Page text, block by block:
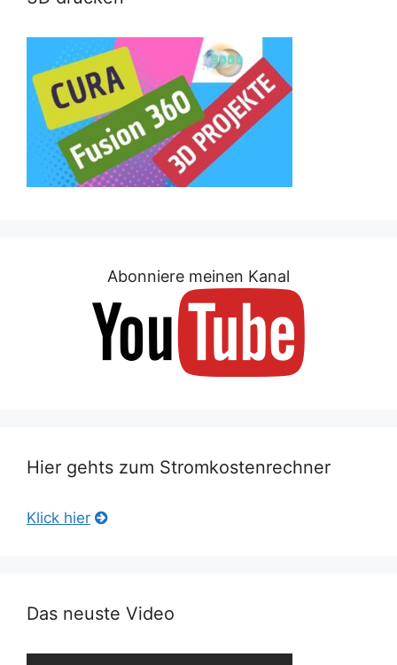
Abonniere meinen Kanal
Hier gehts zum Stromkostenrechner
Klick hier
Das neuste Video